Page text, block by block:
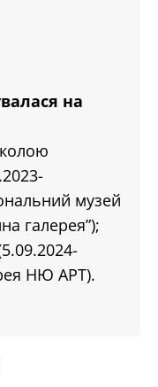
на
музей
галерея”);
НЮ АРТ).